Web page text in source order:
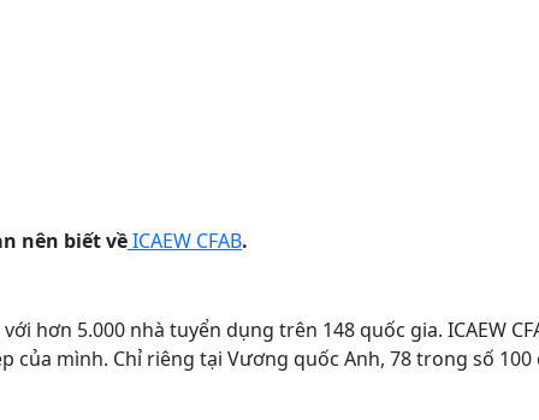
nên biết vềICAEW CFAB.
hơn 5.000 nhà tuyển dụng trên 148 quốc gia. ICAEW
mình. Chỉ riêng tại Vương quốc Anh, 78 trong số